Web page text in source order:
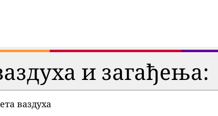
и загађења:
ваздуха